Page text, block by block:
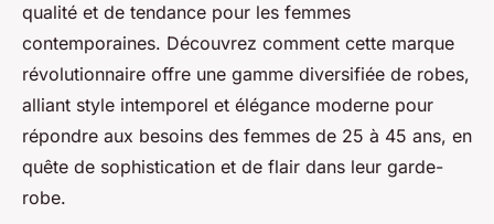
qualité et de tendance pour les femmes
contemporaines. Découvrez comment cette marque
révolutionnaire offre une gamme diversifiée de robes,
alliant style intemporel et élégance moderne pour
répondre aux besoins des femmes de 25 à 45 ans, en
quête de sophistication et de flair dans leur garde-
robe.